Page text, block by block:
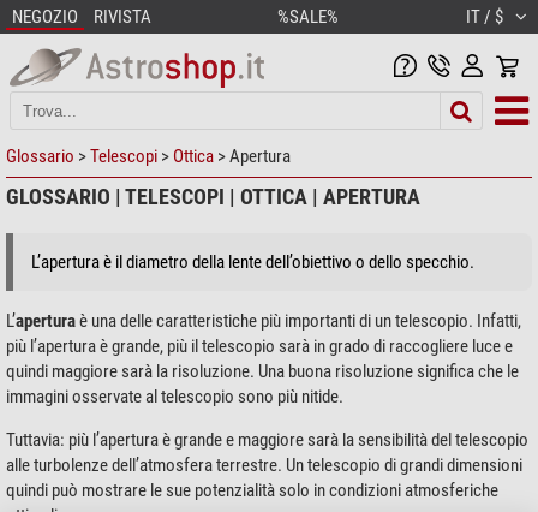
NEGOZIO RIVISTA %SALE% IT / $
Glossario >Telescopi > Ottica > Apertura
GLOSSARIO | TELESCOPI | OTTICA | APERTURA
L’apertura è il diametro della lente dell’obiettivo o dello specchio.
L’aperturaè una delle caratteristiche più importanti di un telescopio. Infatti,
più l’apertura è grande, più il telescopio sarà in grado di raccogliere luce e
quindi maggiore sarà la risoluzione. Una buona risoluzione significa che le
immagini osservate al telescopio sono più nitide.
Tuttavia: più l’apertura è grande e maggiore sarà la sensibilità del telescopio
alle turbolenze dell’atmosfera terrestre. Un telescopio di grandi dimensioni
quindi può mostrare le sue potenzialità solo in condizioni atmosferiche